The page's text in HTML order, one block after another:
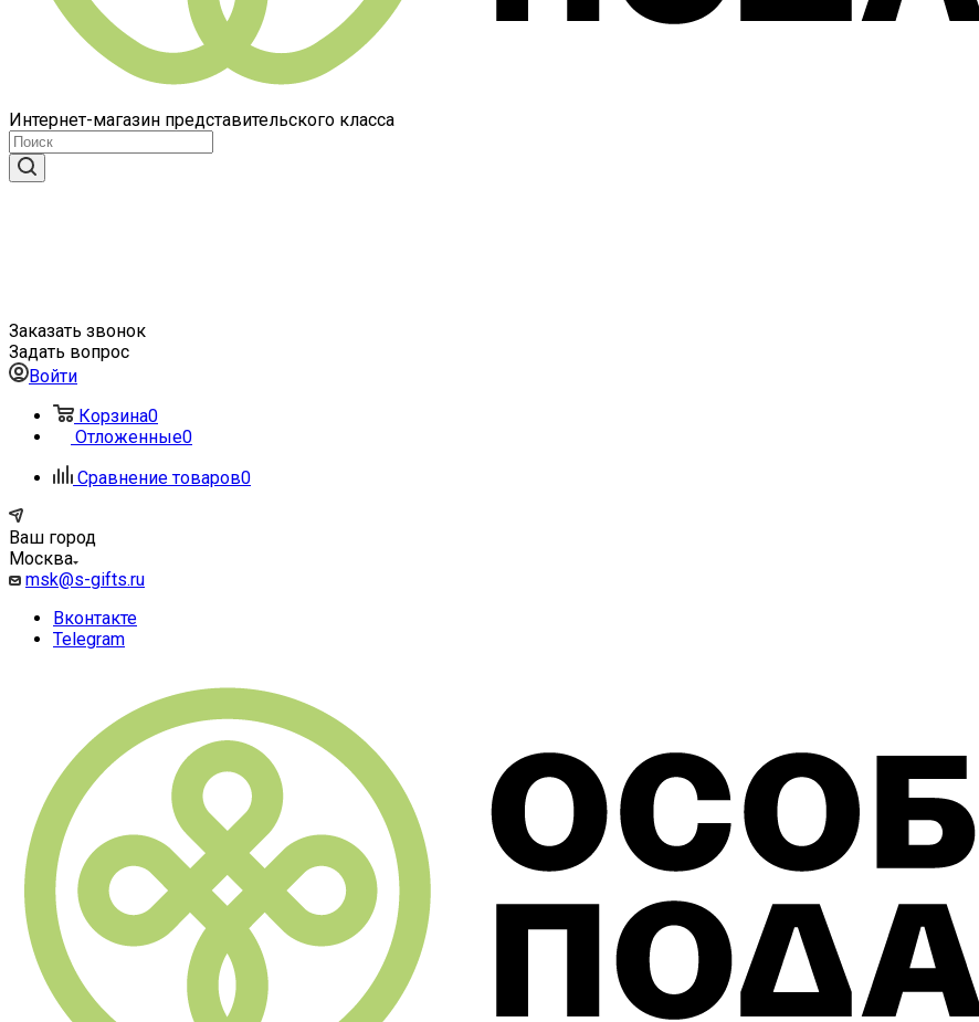
Интернет-магазин представительского класса
Заказать звонок
Задать вопрос
Войти
Корзина0
Отложенные0
Сравнение товаров0
Ваш город
Москва
msk@s-gifts.ru
Вконтакте
Telegram